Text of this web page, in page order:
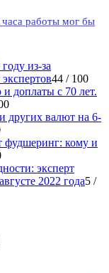
часа работы мог бы
который можно
В РФ обещают второе бесплатное образование для инвалидов: кто и как сможет этим воспользоваться
из-за
44 / 100
доплаты с 70 лет.
других валют на 6-
фудшеринг: кому и
эксперт
2022 года5 /